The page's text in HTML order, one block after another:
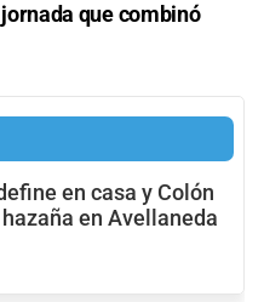
que combinó
en casa y Colón
en Avellaneda